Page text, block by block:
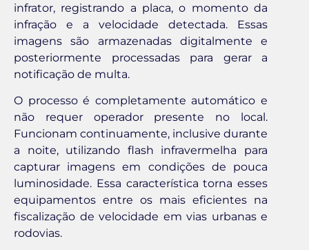
infrator, registrando a placa, o momento da
infração e a velocidade detectada. Essas
imagens são armazenadas digitalmente e
posteriormente processadas para gerar a
notificação de multa.
O processo é completamente automático e
não requer operador presente no local.
Funcionam continuamente, inclusive durante
a noite, utilizando flash infravermelha para
capturar imagens em condições de pouca
luminosidade. Essa característica torna esses
equipamentos entre os mais eficientes na
fiscalização de velocidade em vias urbanas e
rodovias.